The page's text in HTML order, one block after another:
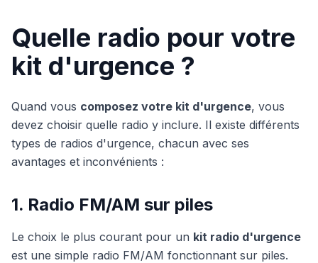
Quelle radio pour votre
kit d'urgence ?
Quand vous composez votre kit d'urgence, vous
devez choisir quelle radio y inclure. Il existe différents
types de radios d'urgence, chacun avec ses
avantages et inconvénients :
1. Radio FM/AM sur piles
Le choix le plus courant pour un kit radio d'urgence
est une simple radio FM/AM fonctionnant sur piles.